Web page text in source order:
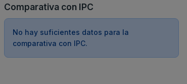
Comparativa con IPC
No hay suficientes datos para la
comparativa con IPC.